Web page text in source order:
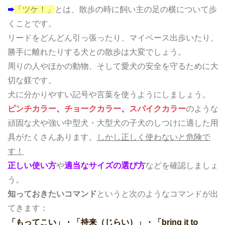
➨ 「ツケ！」
とは、散歩の時に飼い主の足の横について歩
くことです。
リードをどんどん引っ張ったり、マイペース出歩いたり、
勝手に離れたりする犬との散歩は大変でしょう。
周りの人やほかの動物、そして愛犬の安全を守るために大
切な躾です。
犬に分かりやすい記号や言葉を使うようにしましょう。
ピンチカラー、 チョークカラー、 スパイクカラーのような
頑固な犬や強い中型犬・大型犬の子犬のしつけに適した用
具がたくさんあります。
しかし正しく使わないと危険で
す！
正しい使い方や適当なサイズの選び方などを確認しましょ
う。
知っておきたいコマンド というと次のようなコマンドが出
てきます：
「もってこい」・「持来（じらい）」・「bring it to